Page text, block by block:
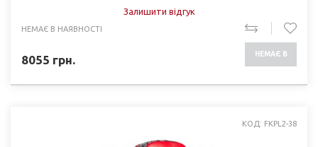
Залишити відгук
НЕМАЄ В НАЯВНОСТІ
8055 грн. НЕМАЄ В
КОД: FKPL2-38